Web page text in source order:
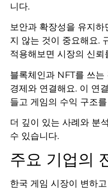
니다.
보안과 확장성을 유지
지 않는 것이 중요해요.
적용해보면 시장의 신뢰
블록체인과 NFT를 쓰
경제와 연결해요. 이 연
들고 게임의 수익 구조
더 깊이 있는 사례와 분
수 있습니다.
주요 기업의
한국 게임 시장이 변하